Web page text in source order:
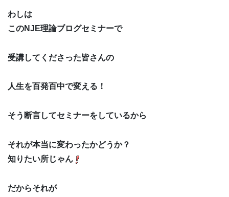
わしは
このNJE理論ブログセミナーで
受講してくださった皆さんの
人生を百発百中で変える！
そう断言してセミナーをしているから
それが本当に変わったかどうか？
知りたい所じゃん
だからそれが